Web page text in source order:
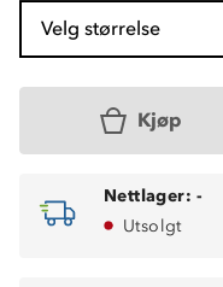
Velg størrelse
Kjøp
Nettlager: -
Utsolgt